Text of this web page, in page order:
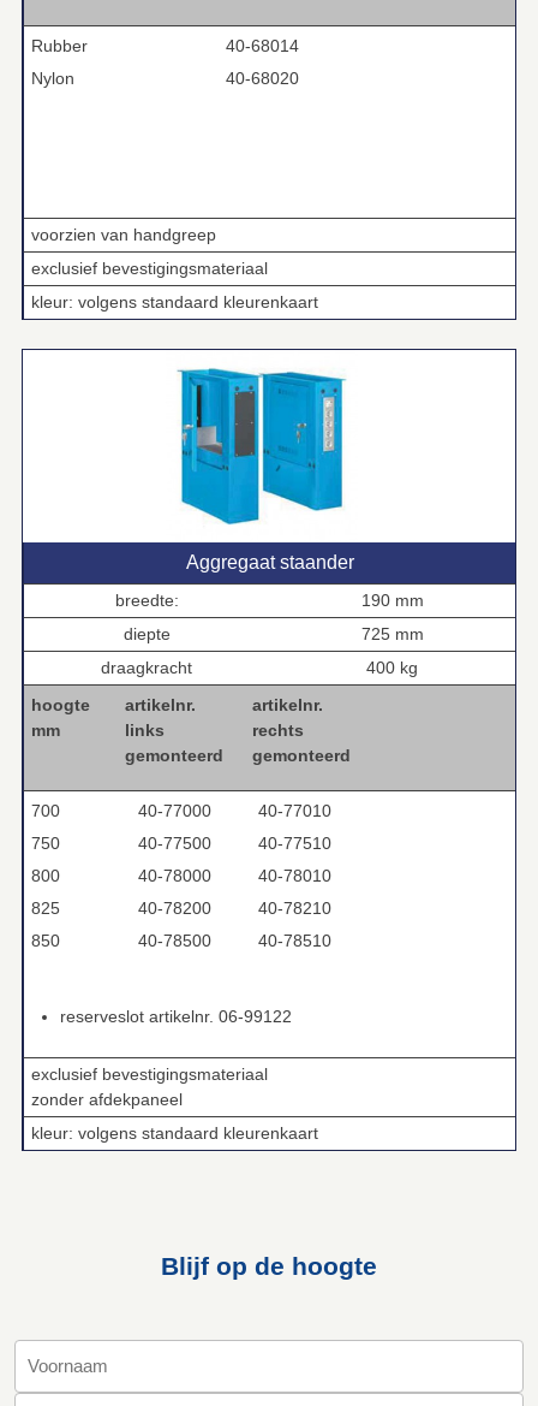
Rubber
40-68014
Nylon
40-68020
voorzien van handgreep
exclusief bevestigingsmateriaal
kleur: volgens standaard kleurenkaart
Aggregaat staander
breedte:
190 mm
diepte
725 mm
draagkracht
400 kg
hoogte
mm
artikelnr.
links
gemonteerd
artikelnr.
rechts
gemonteerd
700 40-77000
40-77010
750
40-77500
40-77510
800
40-78000
40-78010
825
40-78200
40-78210
850
40-78500 40-78510
reserveslot artikelnr. 06-99122
exclusief bevestigingsmateriaal
zonder afdekpaneel
kleur: volgens standaard kleurenkaart
Blijf op de hoogte